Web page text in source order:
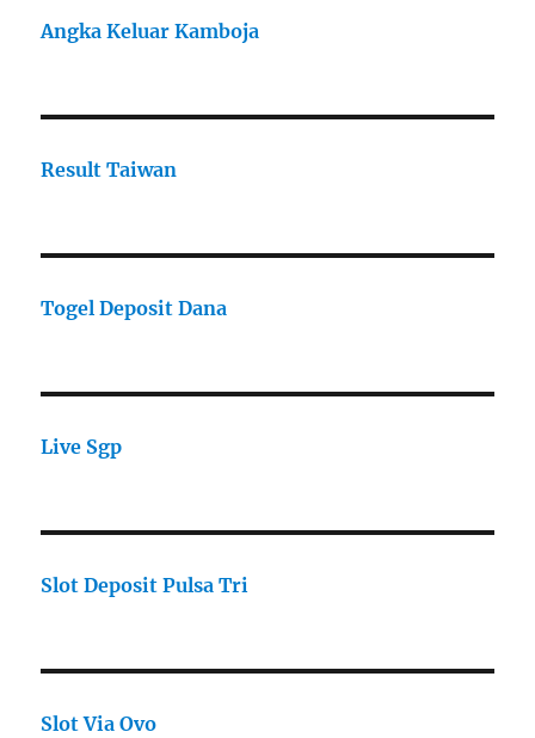
Angka Keluar Kamboja
Result Taiwan
Togel Deposit Dana
Live Sgp
Slot Deposit Pulsa Tri
Slot Via Ovo